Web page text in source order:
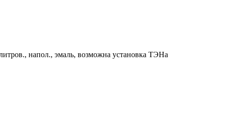
напол., эмаль, возможна установка ТЭНа